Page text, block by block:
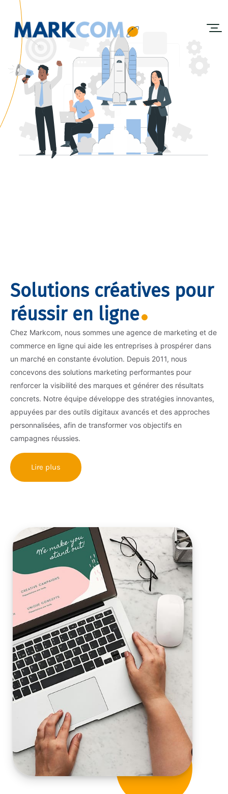
Solutions créatives pour
réussir en ligne
Chez Markcom, nous sommes une agence de marketing et de
commerce en ligne qui aide les entreprises à prospérer dans
un marché en constante évolution. Depuis 2011, nous
concevons des solutions marketing performantes pour
renforcer la visibilité des marques et générer des résultats
concrets. Notre équipe développe des stratégies innovantes,
appuyées par des outils digitaux avancés et des approches
personnalisées, afin de transformer vos objectifs en
campagnes réussies.
Lire plus